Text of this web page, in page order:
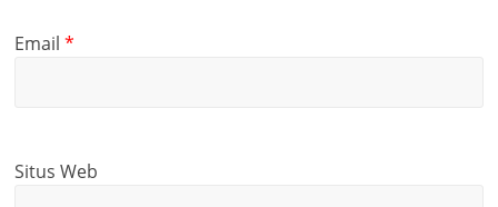
Email*
Situs Web